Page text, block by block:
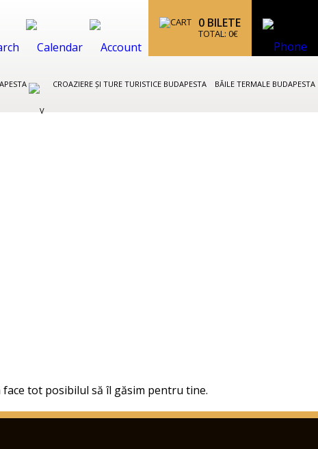
0 BILETE
TOTAL: 0€
CROAZIERE ȘI TURE TURISTICE BUDAPESTA BĂILE TERMALE BUDAPESTA
face tot posibilul să îl găsim pentru tine.